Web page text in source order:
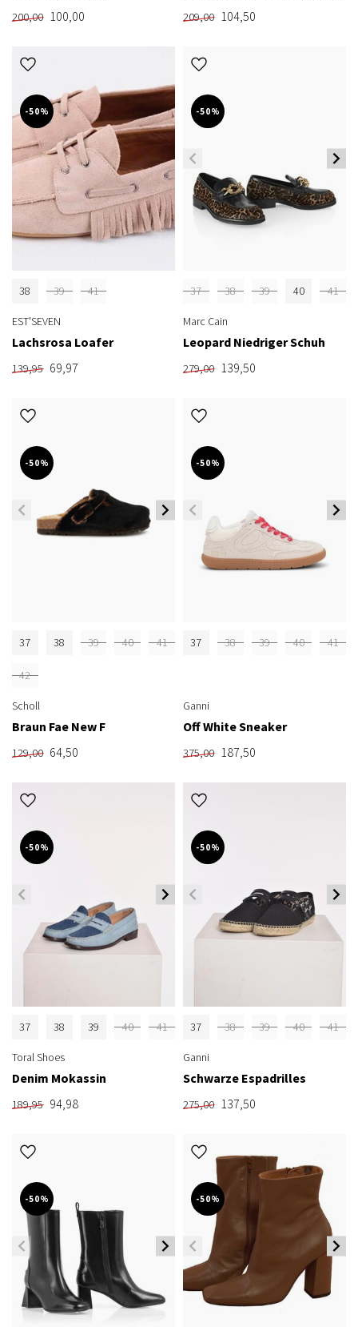
200,00 100,00 209,00 104,50
-50%
38 39 41
EST'SEVEN
Lachsrosa Loafer
139,95 69,97
-50%
37 38 39 40 41
Marc Cain
Leopard Niedriger Schuh
279,00 139,50
-50%
37 38 39 40 41
42
Scholl
Braun Fae New F
129,00 64,50
-50%
37 38 39 40 41
Ganni
Off White Sneaker
375,00 187,50
-50%
37 38 39 40 41
Toral Shoes
Denim Mokassin
189,95 94,98
-50%
37 38 39 40 41
Ganni
Schwarze Espadrilles
275,00 137,50
-50% -50%